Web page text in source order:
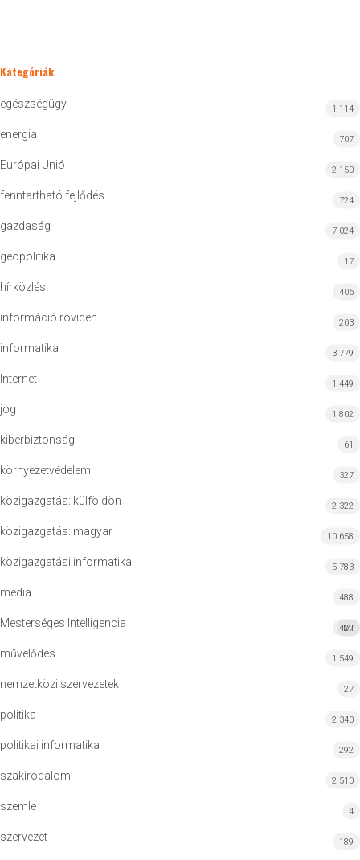
Kategóriák
egészségügy 1 114
energia 707
Európai Unió 2 150
fenntartható fejlődés 724
gazdaság 7 024
geopolitika 17
hírközlés 406
információ röviden 203
informatika 3 779
Internet 1 449
jog 1 802
kiberbiztonság 61
környezetvédelem 327
közigazgatás: külföldön 2 322
közigazgatás: magyar 10 658
közigazgatási informatika 5 783
média 488
Mesterséges Intelligencia MI
427
művelődés 1 549
nemzetközi szervezetek 27
politika 2 340
politikai informatika 292
szakirodalom 2 510
szemle 4
szervezet 189